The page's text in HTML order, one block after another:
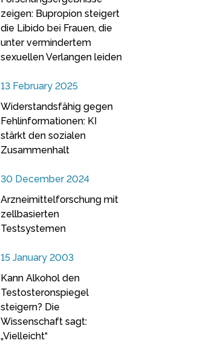
zeigen: Bupropion steigert
die Libido bei Frauen, die
unter vermindertem
sexuellen Verlangen leiden
13 February 2025
Widerstandsfähig gegen
Fehlinformationen: KI
stärkt den sozialen
Zusammenhalt
30 December 2024
Arzneimittelforschung mit
zellbasierten
Testsystemen
15 January 2003
Kann Alkohol den
Testosteronspiegel
steigern? Die
Wissenschaft sagt:
„Vielleicht“